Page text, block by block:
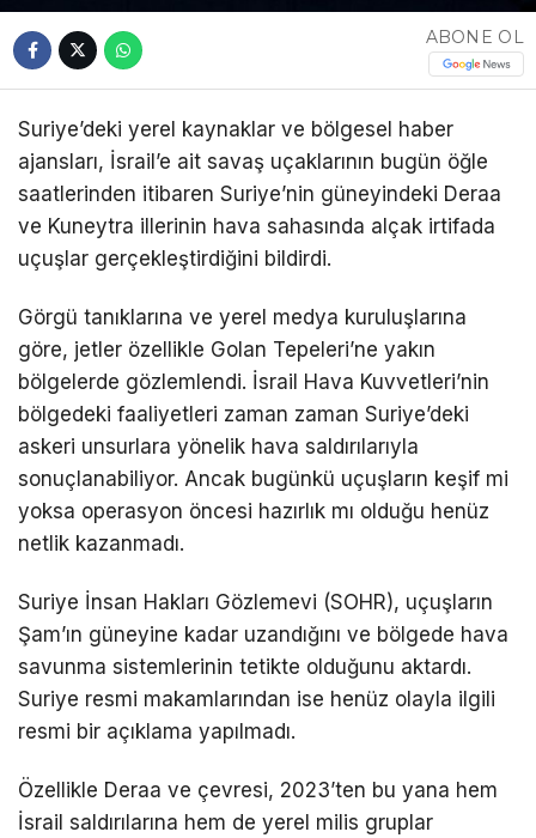
ABONE OL
Suriye’deki yerel kaynaklar ve bölgesel haber
ajansları, İsrail’e ait savaş uçaklarının bugün öğle
saatlerinden itibaren Suriye’nin güneyindeki Deraa
ve Kuneytra illerinin hava sahasında alçak irtifada
uçuşlar gerçekleştirdiğini bildirdi.
Görgü tanıklarına ve yerel medya kuruluşlarına
göre, jetler özellikle Golan Tepeleri’ne yakın
bölgelerde gözlemlendi. İsrail Hava Kuvvetleri’nin
bölgedeki faaliyetleri zaman zaman Suriye’deki
askeri unsurlara yönelik hava saldırılarıyla
sonuçlanabiliyor. Ancak bugünkü uçuşların keşif mi
yoksa operasyon öncesi hazırlık mı olduğu henüz
netlik kazanmadı.
Suriye İnsan Hakları Gözlemevi (SOHR), uçuşların
Şam’ın güneyine kadar uzandığını ve bölgede hava
savunma sistemlerinin tetikte olduğunu aktardı.
Suriye resmi makamlarından ise henüz olayla ilgili
resmi bir açıklama yapılmadı.
Özellikle Deraa ve çevresi, 2023’ten bu yana hem
İsrail saldırılarına hem de yerel milis gruplar